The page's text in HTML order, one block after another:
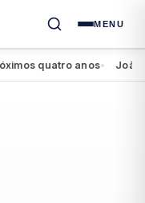
MENU
quatro anos● João